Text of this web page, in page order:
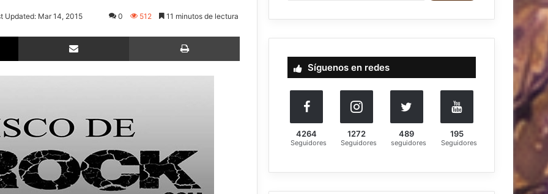
Updated: Mar 14, 2015 0 512 11 minutos de lectura
X Compartir via email
c
:
Síguenos en redes
4264
Seguidores
1272
Seguidores
489
seguidores
195
Seguidores